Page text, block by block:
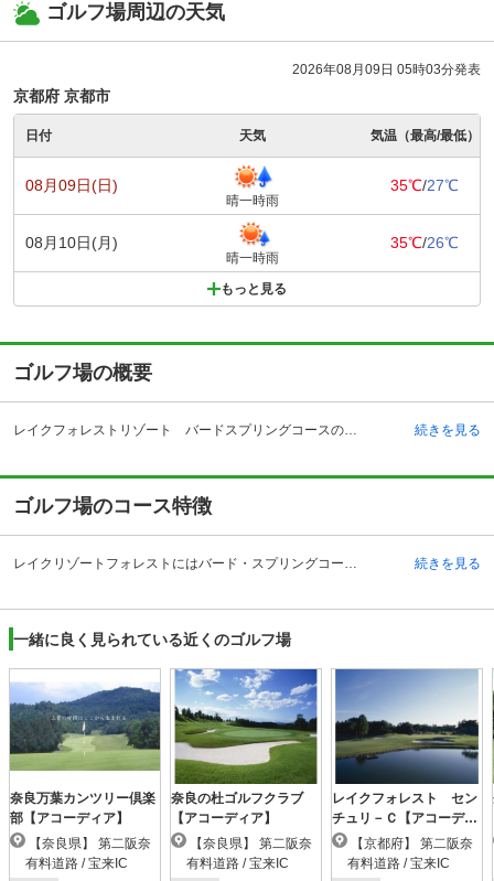
ゴルフ場周辺の天気
2026年08月09日 05時03分発表
京都府 京都市
日付 天気 気温（最高/最低）
08月09日(日)
晴一時雨
35℃/27℃
08月10日(月)
晴一時雨
35℃/26℃
もっと見る
ゴルフ場の概要
レイクフォレストリゾート バードスプリングコースの予約ならじゃらんゴルフ。カートの有無や利用税、キャンセル料、ナイター設備、駐車場などのコース情報はもちろん、口コミ、フォトギャラリーなどコースの難易度や攻略に役立つ情報充実、予約する度にポイントが貯まるのでお得にゴルフをお楽しみ頂けます。 レイクフォレストリゾート バードスプリングコースは、京都府の南山城村にある山里の風景が美しいゴルフリゾートです。奈良県、三重県、滋賀県の県境に位置する所で、歴史的な名勝や旧跡がたくさんあります。JRと近鉄奈良駅前からは、無料のシャトルバスがあります。 レイクフォレストリゾートバードスプリングコースは総合的なリゾート施設であり、敷地内には、ホテル本館、プチホテル、3種類のコテージがあります。メインレストランの他に焼肉レストラン、鉄板焼きレストラン、屋外バーベキューガーデンなどの複数のレストラン、テニスコートや屋内温水プールなどのスポーツ施設、天然温泉のまほろばの湯やエステサロンなどのいやしの施設もあります。ゴルフ以外にも家族みんなで楽しむことができる総合リゾートです。 続きを見る
ゴルフ場のコース特徴
レイクリゾートフォレストにはバード・スプリングコースとザ・センチュリーコースの2コース45ホールで構成されています。 バード・スプリングコースは、池に囲まれた島、グリーンなどの造形美が溢れる、個性豊かな27ホールです。松コース・楠コース・樫コースの3つの趣が違った丘陵コースであり、ほとんどのホールで、ティからグリーンが見渡せるような設計になっています。アップダウンがあるものの、フェアウェイは広々としているので開放感があり、のびのびとプレーすることができます。 ザ・センチュリーコースは、全ホールスケールが大きく、フェアウェイが広く設計されたチャンピオンコースとなっており、ゴルフの醍醐味を実感できます。 各コースが非常にきれいに整備されているので、気持ちよく回ることができます。 続きを見る
一緒に良く見られている近くのゴルフ場
奈良万葉カンツリー倶楽
部【アコーディア】
有料道路 / 宝来IC
奈良の杜ゴルフクラブ
【アコーディア】
有料道路 / 宝来IC
レイクフォレスト セン
チュリ－Ｃ【アコーディ
ア】
有料道路 / 宝来IC